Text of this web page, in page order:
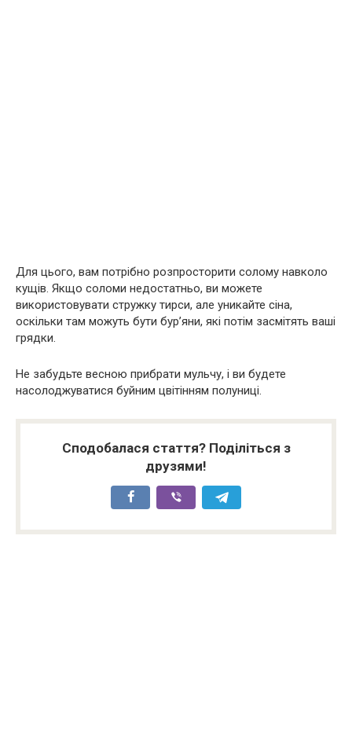
Для цього, вам потрібно розпросторити солому навколо
кущів. Якщо соломи недостатньо, ви можете
використовувати стружку тирси, але уникайте сіна,
оскільки там можуть бути бур’яни, які потім засмітять ваші
грядки.
Не забудьте весною прибрати мульчу, і ви будете
насолоджуватися буйним цвітінням полуниці.
Сподобалася стаття? Поділіться з
друзями!